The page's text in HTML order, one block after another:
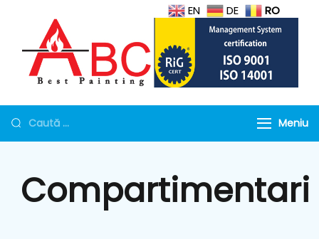
tubulaturi de ventilatie,
Torcret rezistent la foc Meniu
Compartimentari
EN DE RO